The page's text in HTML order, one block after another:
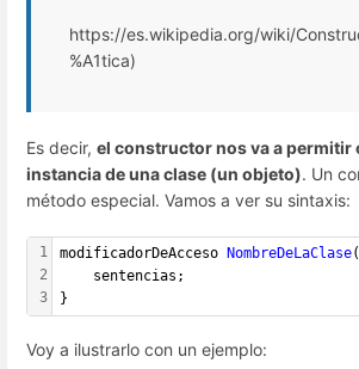
https://es.wikipedia.org/wiki/
%A1tica)
Es decir, el constructor nos va a permitir
instancia de una clase (un objeto). Un
método especial. Vamos a ver su sintaxis:
1
2
3
modificadorDeAcceso NombreDeLaClase
    sentencias;
}
Voy a ilustrarlo con un ejemplo: